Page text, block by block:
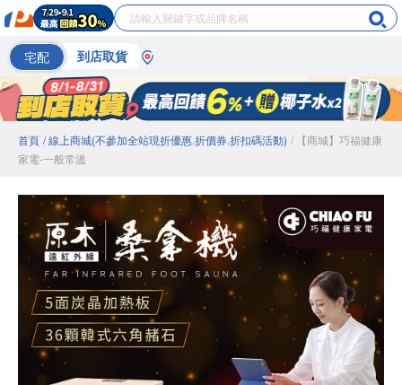
宅配 到店取貨
首頁 / 線上商城(不參加全站現折優惠.折價券.折扣碼活動) / 【商城】巧福健康
家電-一般常溫